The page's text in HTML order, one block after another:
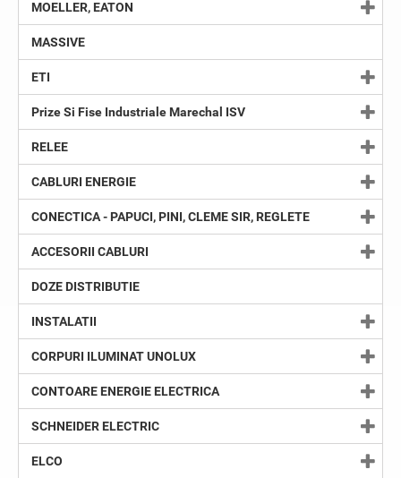
MOELLER, EATON
MASSIVE
ETI
Prize Si Fise Industriale Marechal ISV
RELEE
CABLURI ENERGIE
CONECTICA - PAPUCI, PINI, CLEME SIR, REGLETE
ACCESORII CABLURI
DOZE DISTRIBUTIE
INSTALATII
CORPURI ILUMINAT UNOLUX
CONTOARE ENERGIE ELECTRICA
SCHNEIDER ELECTRIC
ELCO